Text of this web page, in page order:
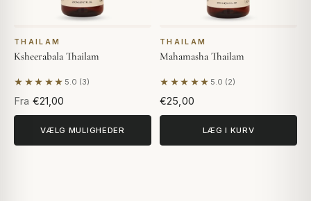
THAILAM
Ksheerabala Thailam
★★★★★ 5.0 (3)
Baseret på 3 anmeldelser
Fra €21,00
VÆLG MULIGHEDER
THAILAM
Mahamasha Thailam
★★★★★ 5.0 (2)
Baseret på 2 anmeldelser
€25,00
LÆG I KURV